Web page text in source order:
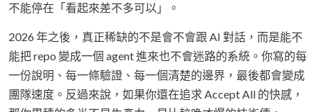
不能停在「看起來差不多可以」。
2026 年之後，真正稀缺的不是會不會跟 AI 對話，而是能不
能把 repo 變成一個 agent 進來也不會迷路的系統。你寫的每
一份說明、每一條驗證、每一個清楚的邊界，最後都會變成
團隊速度。反過來說，如果你還在追求 Accept All 的快感，